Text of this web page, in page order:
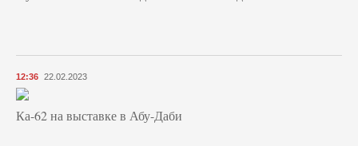
12:36 22.02.2023
Ка-62 на выставке в Абу-Даби